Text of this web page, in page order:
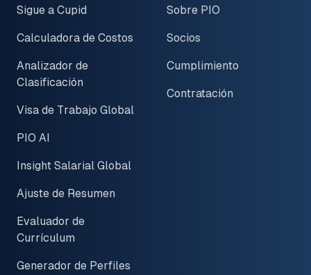
Sigue a Cupid
Calculadora de Costos
Analizador de
Clasificación
Visa de Trabajo Global
PIO AI
Insight Salarial Global
Ajuste de Resumen
Evaluador de
Currículum
Generador de Perfiles
Sobre PIO
Socios
Cumplimiento
Contratación